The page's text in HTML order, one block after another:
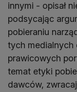
innymi - opisał
podsycając
pobieraniu
tych medialnych
prawicowych
temat etyki
dawców,